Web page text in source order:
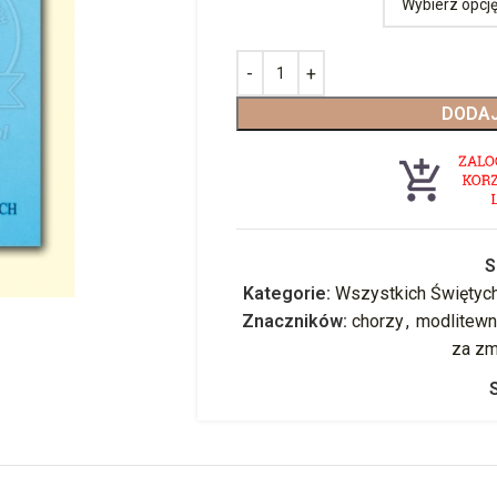
Kategorie: Wszystkich
Znaczników: chorzy,
za